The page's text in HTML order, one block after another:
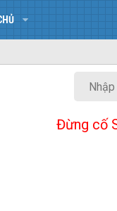
Đừng cố